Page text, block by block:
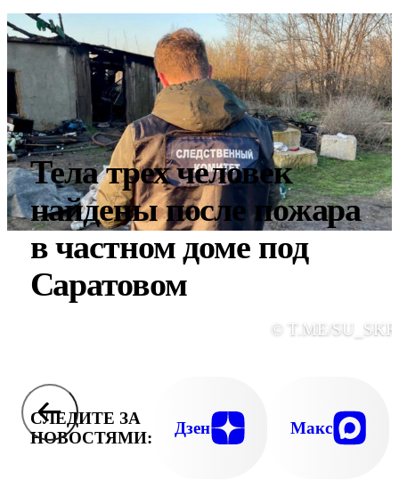
Тела трех человек
найдены после пожара
в частном доме под
Саратовом
© T.ME/
СЛЕДИТЕ ЗА
НОВОСТЯМИ:
Дзен Макс